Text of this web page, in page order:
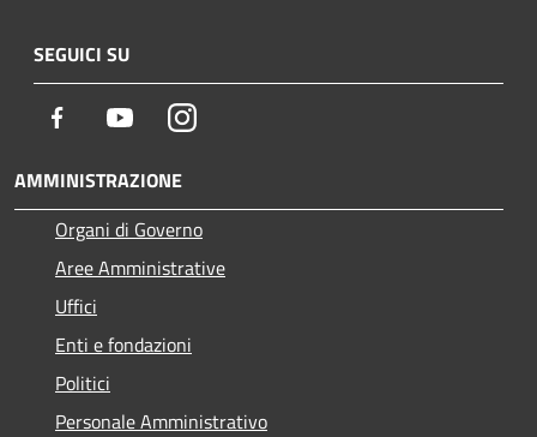
SEGUICI SU
Facebook YoutubeInstagram
AMMINISTRAZIONE
Organi di Governo
Aree Amministrative
Uffici
Enti e fondazioni
Politici
Personale Amministrativo